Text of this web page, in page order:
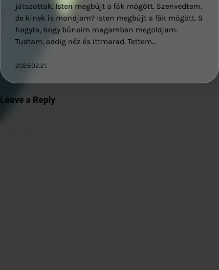
játszottak. Isten megbújt a fák mögött. Szenvedtem,
de kinek is mondjam? Isten megbújt a fák mögött. S
hagyta, hogy bűneim magamban megoldjam.
Tudtam, addig néz és ittmarad. Tettem…
2025.02.21.
Leave a Reply